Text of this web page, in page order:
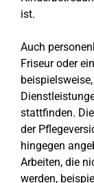
ist.
Auch
Friseur oder
stattfinden.
der
hingegen
Arbeiten, die
werden,